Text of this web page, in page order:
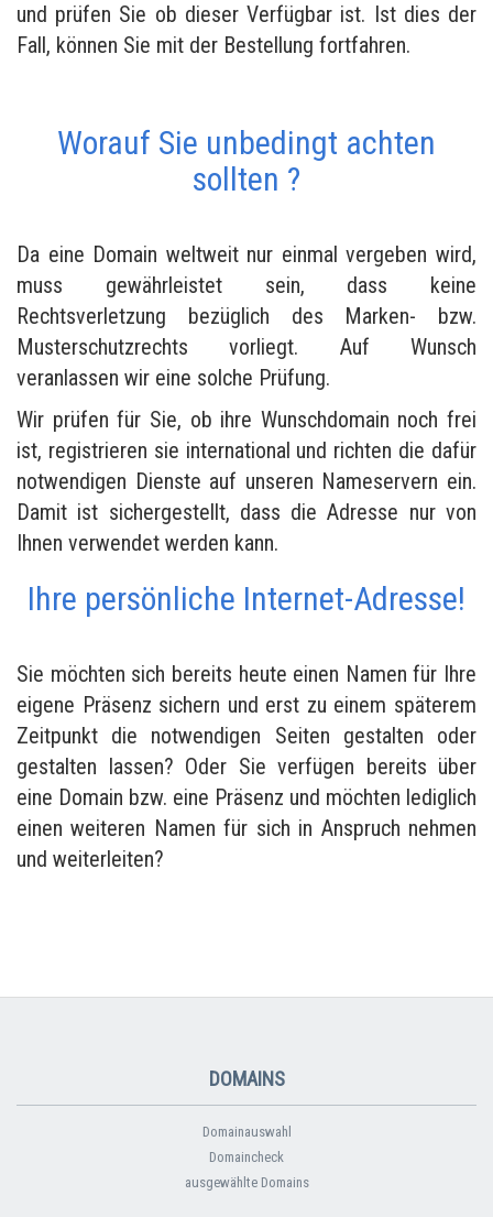
und prüfen Sie ob dieser Verfügbar ist. Ist dies der
Fall, können Sie mit der Bestellung fortfahren.
Worauf Sie unbedingt achten
sollten ?
Da eine Domain weltweit nur einmal vergeben wird,
muss gewährleistet sein, dass keine
Rechtsverletzung bezüglich des Marken- bzw.
Musterschutzrechts vorliegt. Auf Wunsch
veranlassen wir eine solche Prüfung.
Wir prüfen für Sie, ob ihre Wunschdomain noch frei
ist, registrieren sie international und richten die dafür
notwendigen Dienste auf unseren Nameservern ein.
Damit ist sichergestellt, dass die Adresse nur von
Ihnen verwendet werden kann.
Ihre persönliche Internet-Adresse!
Sie möchten sich bereits heute einen Namen für Ihre
eigene Präsenz sichern und erst zu einem späterem
Zeitpunkt die notwendigen Seiten gestalten oder
gestalten lassen? Oder Sie verfügen bereits über
eine Domain bzw. eine Präsenz und möchten lediglich
einen weiteren Namen für sich in Anspruch nehmen
und weiterleiten?
DOMAINS
Domainauswahl
Domaincheck
ausgewählte Domains